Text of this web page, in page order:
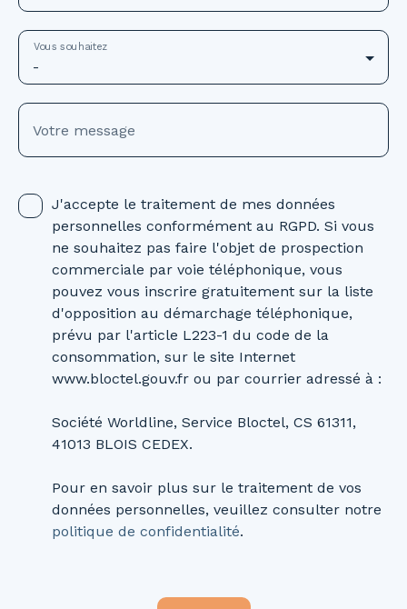
-
Vous souhaitez
Votre message
J'accepte le traitement de mes données
personnelles conformément au RGPD. Si vous
ne souhaitez pas faire l'objet de prospection
commerciale par voie téléphonique, vous
pouvez vous inscrire gratuitement sur la liste
d'opposition au démarchage téléphonique,
prévu par l'article L223-1 du code de la
consommation, sur le site Internet
www.bloctel.gouv.fr ou par courrier adressé à :
Société Worldline, Service Bloctel, CS 61311,
41013 BLOIS CEDEX.
Pour en savoir plus sur le traitement de vos
données personnelles, veuillez consulter notre
politique de confidentialité.